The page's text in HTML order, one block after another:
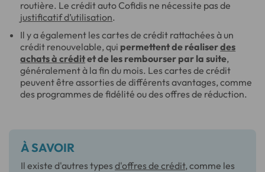
routière. Le crédit auto Cofidis ne nécessite pas de
justificatif d’utilisation.
Il y a également les cartes de crédit rattachées à un
crédit renouvelable, qui permettent de réaliserdes
achats à créditet de les rembourser par la suite,
généralement à la fin du mois. Les cartes de crédit
peuvent être assorties de différents avantages, comme
des programmes de fidélité ou des offres de réduction.
À SAVOIR
Il existe d'autres types d'offres de crédit, comme les